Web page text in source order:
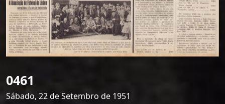
0461
Sábado, 22 de Setembro de 1951